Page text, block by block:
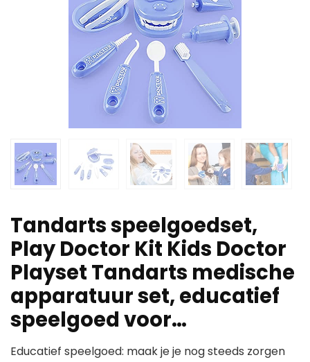
Tandarts speelgoedset,
Play Doctor Kit Kids Doctor
Playset Tandarts medische
apparatuur set, educatief
speelgoed voor…
Educatief speelgoed: maak je je nog steeds zorgen